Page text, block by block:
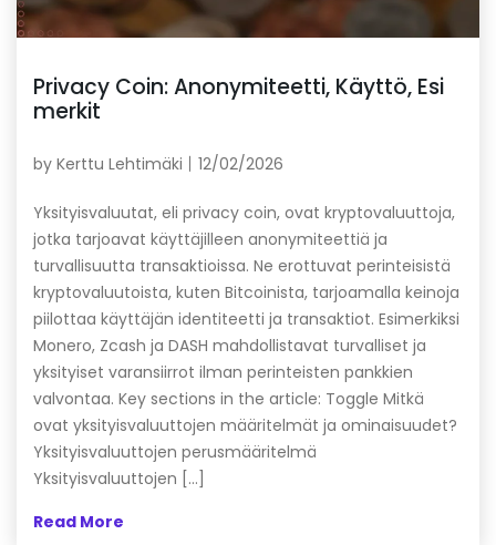
Privacy Coin: Anonymiteetti, Käyttö, Esi
merkit
by Kerttu Lehtimäki 12/02/2026
Yksityisvaluutat, eli privacy coin, ovat kryptovaluuttoja,
jotka tarjoavat käyttäjilleen anonymiteettiä ja
turvallisuutta transaktioissa. Ne erottuvat perinteisistä
kryptovaluutoista, kuten Bitcoinista, tarjoamalla keinoja
piilottaa käyttäjän identiteetti ja transaktiot. Esimerkiksi
Monero, Zcash ja DASH mahdollistavat turvalliset ja
yksityiset varansiirrot ilman perinteisten pankkien
valvontaa. Key sections in the article: Toggle Mitkä
ovat yksityisvaluuttojen määritelmät ja ominaisuudet?
Yksityisvaluuttojen perusmääritelmä
Yksityisvaluuttojen […]
Read More